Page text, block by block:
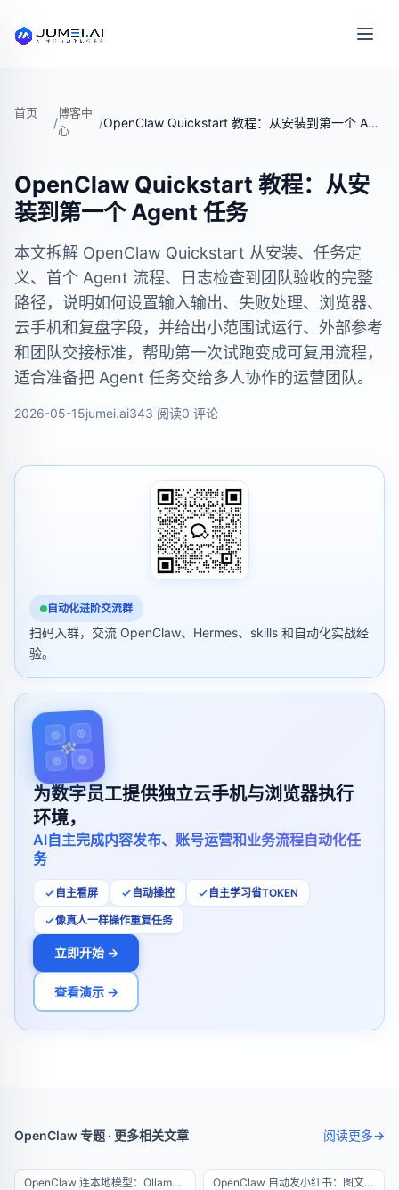
首页
/
博客中
心
/ OpenClaw Quickstart 教程：从安装到第一个 Agent 任务
OpenClaw Quickstart 教程：从安
装到第一个 Agent 任务
本文拆解 OpenClaw Quickstart 从安装、任务定
义、首个 Agent 流程、日志检查到团队验收的完整
路径，说明如何设置输入输出、失败处理、浏览器、
云手机和复盘字段，并给出小范围试运行、外部参考
和团队交接标准，帮助第一次试跑变成可复用流程，
适合准备把 Agent 任务交给多人协作的运营团队。
2026-05-15jumei.ai343 阅读0 评论
自动化进阶交流群
扫码入群，交流 OpenClaw、Hermes、skills 和自动化实战经
验。
为数字员工提供独立云手机与浏览器执行
环境，
AI自主完成内容发布、账号运营和业务流程自动化任
务
自主看屏 自动操控 自主学习省TOKEN
像真人一样操作重复任务
立即开始 →
查看演示 →
OpenClaw 专题 · 更多相关文章 阅读更多→
OpenClaw 连本地模型：Ollama 离线运行零成本方案 OpenClaw 自动发小红书：图文矩阵运营全自动流水线